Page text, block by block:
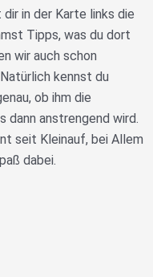
in der Karte links die
Tipps, was du dort
wir auch schon
kennst du
ob ihm die
dann anstrengend wird.
seit Kleinauf, bei Allem
dabei.